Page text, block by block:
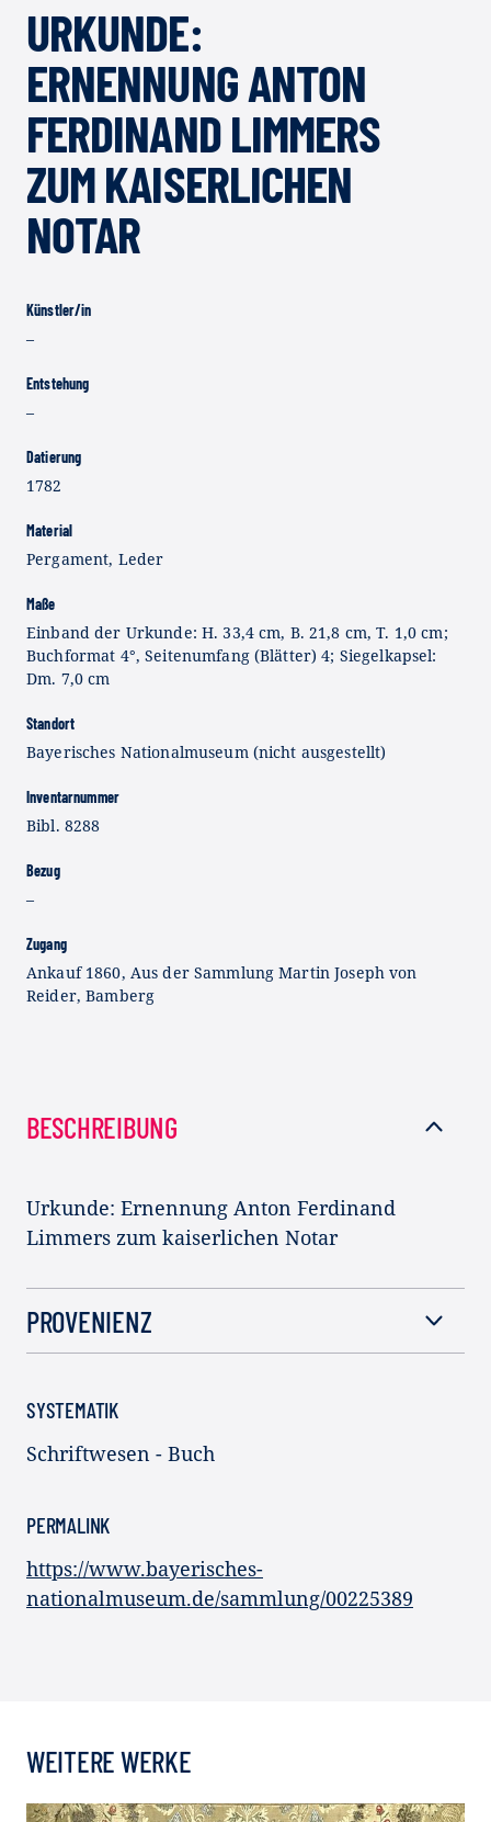
URKUNDE:
ERNENNUNG ANTON
FERDINAND LIMMERS
ZUM KAISERLICHEN
NOTAR
Künstler/in
–
Entstehung
–
Datierung
1782
Material
Pergament, Leder
Maße
Einband der Urkunde: H. 33,4 cm, B. 21,8 cm, T. 1,0 cm;
Buchformat 4°, Seitenumfang (Blätter) 4; Siegelkapsel:
Dm. 7,0 cm
Standort
Bayerisches Nationalmuseum (nicht ausgestellt)
Inventarnummer
Bibl. 8288
Bezug
–
Zugang
Ankauf 1860, Aus der Sammlung Martin Joseph von
Reider, Bamberg
BESCHREIBUNG
Urkunde: Ernennung Anton Ferdinand
Limmers zum kaiserlichen Notar
PROVENIENZ
SYSTEMATIK
Schriftwesen - Buch
PERMALINK
https://www.bayerisches-
nationalmuseum.de/sammlung/00225389
WEITERE WERKE